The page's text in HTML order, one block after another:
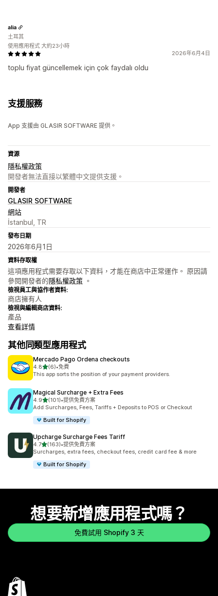
2026年6月4日
toplu fiyat güncellemek için çok faydalı oldu
alia
土耳其
使用應用程式 大約23小時
支援服務
App 支援由 GLASIR SOFTWARE 提供。
資源
隱私權政策
開發者無法直接以繁體中文提供支援。
開發者
GLASIR SOFTWARE
網站
İstanbul, TR
發布日期
2026年6月1日
資料存取權
這項應用程式需要存取以下資料，才能在商店中正常運作。 原因請
參閱開發者的隱私權政策 。
檢視員工與協作者資料:
商店擁有人
檢視與編輯商店資料:
產品
查看詳情
其他同類型應用程式
Mercado Pago Ordena checkouts
4.8滿分 5 顆星
(6)
共有 6 則評價
•免費
This app sorts the position of your payment providers.
Magical Surcharge + Extra Fees
4.9滿分 5 顆星
(101)
共有 101 則評價
•提供免費方案
Add Surcharges, Fees, Tariffs + Deposits to POS or Checkout
Built for Shopify
Upcharge Surcharge Fees Tariff
4.7滿分 5 顆星
(163)
共有 163 則評價
•提供免費方案
Surcharges, extra fees, checkout fees, credit card fee & more
Built for Shopify
想要新增應用程式嗎？
免費試用 Shopify 3 天